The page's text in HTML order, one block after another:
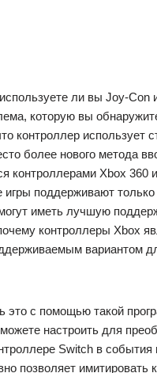
ли вы Joy-Con
которую вы
контроллер использует
более нового метода
контроллерами Xbox 360
поддерживают только
иметь лучшую
контроллеры Xbox
вариантом
это с помощью такой
настроить для
Switch в события
позволяет имитировать